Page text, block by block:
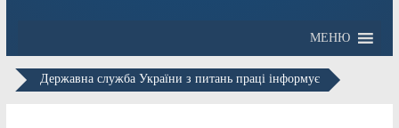
МЕНЮ
Державна служба України з питань праці інформує